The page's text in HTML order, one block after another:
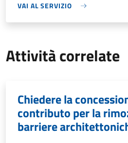
VAI AL SERVIZIO
Attività correlate
Chiedere la
contributo per la
barriere